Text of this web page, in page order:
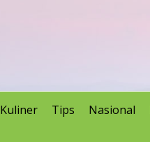
Kuliner Tips Nasional